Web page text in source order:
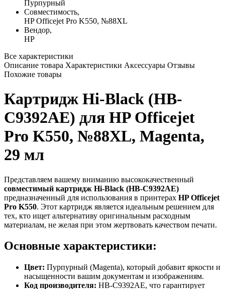
Пурпурный
Совместимость,
HP Officejet Pro K550, №88XL
Вендор,
HP
Все характеристики
Описание товара Характеристики Аксессуары Отзывы
Похожие товары
Картридж Hi-Black (HB-
C9392AE) для HP Officejet
Pro K550, №88XL, Magenta,
29 мл
Представляем вашему вниманию высококачественный
совместимый картридж Hi-Black (HB-C9392AE)
предназначенный для использования в принтерах HP Officejet
Pro K550. Этот картридж является идеальным решением для
тех, кто ищет альтернативу оригинальным расходным
материалам, не желая при этом жертвовать качеством печати.
Основные характеристики:
Цвет: Пурпурный (Magenta), который добавит яркости и
насыщенности вашим документам и изображениям.
Код производителя: HB-C9392AE, что гарантирует